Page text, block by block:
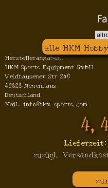
alle HKM
Herstellerangaben:
HKM Sports Equipment GmbH
Veldhausener Str 240
49828 Neuenhaus
Deutschland
Mail: info@hkm-sports.com
Lieferzeit:
zuzügl.